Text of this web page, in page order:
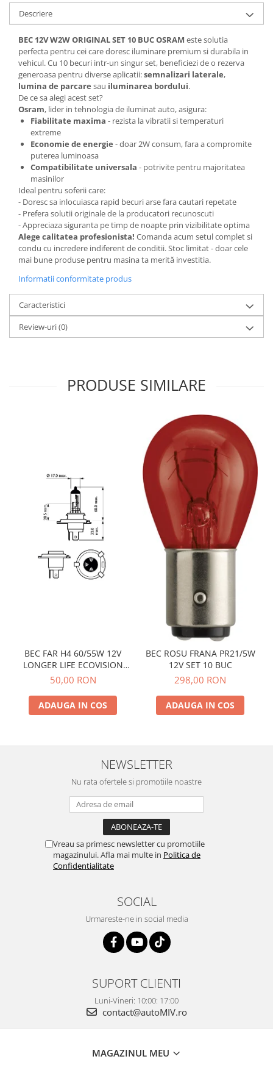
Descriere
BEC 12V W2W ORIGINAL SET 10 BUC OSRAM este solutia
perfecta pentru cei care doresc iluminare premium si durabila in
vehicul. Cu 10 becuri intr-un singur set, beneficiezi de o rezerva
generoasa pentru diverse aplicatii:semnalizari laterale,
lumina de parcare sau iluminarea bordului.
De ce sa alegi acest set?
Osram, lider in tehnologia de iluminat auto, asigura:
Fiabilitate maxima - rezista la vibratii si temperaturi
extreme
Economie de energie - doar 2W consum, fara a compromite
puterea luminoasa
Compatibilitate universala - potrivite pentru majoritatea
masinilor
Ideal pentru soferii care:
- Doresc sa inlocuiasca rapid becuri arse fara cautari repetate
- Prefera solutii originale de la producatori recunoscuti
- Appreciaza siguranta pe timp de noapte prin vizibilitate optima
Alege calitatea profesionista! Comanda acum setul complet si
condu cu incredere indiferent de conditii. Stoc limitat - doar cele
mai bune produse pentru masina ta merită investitia.
Informatii conformitate produs
Caracteristici
Review-uri(0)
PRODUSE SIMILARE
BEC FAR H4 60/55W 12V
LONGER LIFE ECOVISION
PHILIPS
50,00 RON
ADAUGA IN COS
BEC ROSU FRANA PR21/5W
12V SET 10 BUC
298,00 RON
ADAUGA IN COS
NEWSLETTER
Nu rata ofertele si promotiile noastre
Vreau sa primesc newsletter cu promotiile
magazinului. Afla mai multe in Politica de
Confidentialitate
SOCIAL
Urmareste-ne in social media
SUPORT CLIENTI
Luni-Vineri: 10:00: 17:00
contact@autoMIV.ro
MAGAZINUL MEU